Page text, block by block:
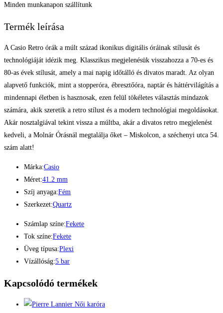
Minden munkanapon szállítunk
Termék leírása
A Casio Retro órák a múlt század ikonikus digitális óráinak stílusát és
technológiáját idézik meg. Klasszikus megjelenésük visszahozza a 70-es és
80-as évek stílusát, amely a mai napig időtálló és divatos maradt. Az olyan
alapvető funkciók, mint a stopperóra, ébresztőóra, naptár és háttérvilágítás a
mindennapi életben is hasznosak, ezen felül tökéletes választás mindazok
számára, akik szeretik a retro stílust és a modern technológiai megoldásokat.
Akár nosztalgiával tekint vissza a múltba, akár a divatos retro megjelenést
kedveli, a Molnár Órásnál megtalálja őket – Miskolcon, a széchenyi utca 54.
szám alatt!
Márka:Casio
Méret:41.2 mm
Szíj anyaga:Fém
Szerkezet:Quartz
Számlap színe:Fekete
Tok színe:Fekete
Üveg típusa:Plexi
Vízállóság:5 bar
Kapcsolódó termékek